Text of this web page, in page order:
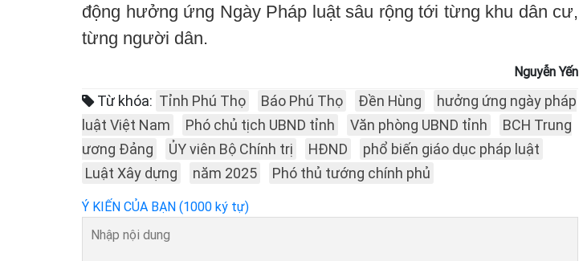
động hưởng ứng Ngày Pháp luật sâu rộng tới từng khu dân cư,
từng người dân.
Nguyễn Yến
Từ khóa: Tỉnh Phú Thọ Báo Phú Thọ Đền Hùng
hưởng ứng ngày pháp
luật Việt Nam
Phó chủ tịch UBND tỉnh Văn phòng UBND tỉnh
BCH Trung
ương Đảng
ỦY viên Bộ Chính trị HĐND
phổ biến giáo dục pháp luật
Luật Xây dựng
năm 2025 Phó thủ tướng chính phủ
Ý KIẾN CỦA BẠN (1000 ký tự)